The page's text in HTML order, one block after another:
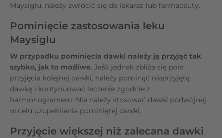
Maysiglu, należy zwrócić się do lekarza lub farmaceuty.
Pominięcie zastosowania leku
Maysiglu
W przypadku pominięcia dawki należy ją przyjąć tak
szybko, jak to możliwe. Jeśli jednak zbliża się pora
przyjęcia kolejnej dawki, należy pominąć nieprzyjętą
dawkę i kontynuować leczenie zgodnie z
harmonogramem. Nie należy stosować dawki podwójnej
w celu uzupełnienia pominiętej dawki.
Przyjęcie większej niż zalecana dawki